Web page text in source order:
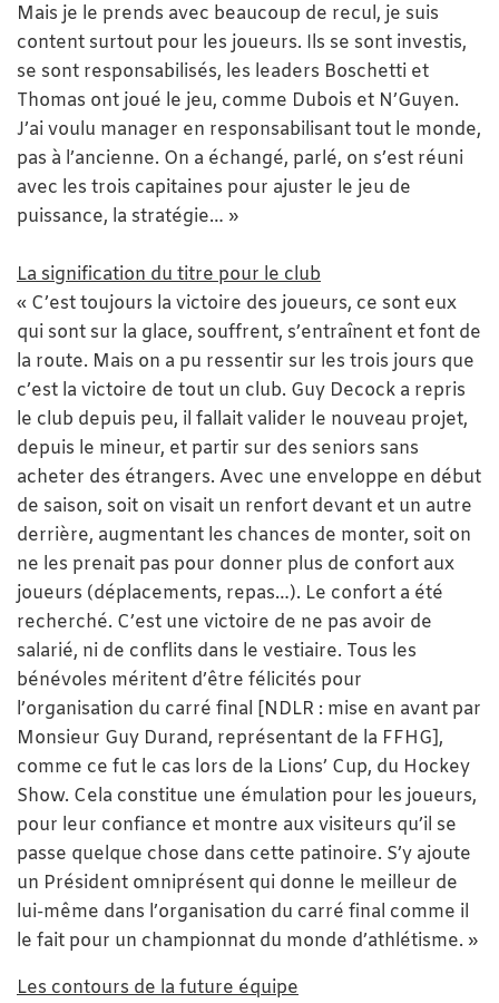
Mais je le prends avec beaucoup de recul, je suis
content surtout pour les joueurs. Ils se sont investis,
se sont responsabilisés, les leaders Boschetti et
Thomas ont joué le jeu, comme Dubois et N’Guyen.
J’ai voulu manager en responsabilisant tout le monde,
pas à l’ancienne. On a échangé, parlé, on s’est réuni
avec les trois capitaines pour ajuster le jeu de
puissance, la stratégie… »
La signification du titre pour le club
« C’est toujours la victoire des joueurs, ce sont eux
qui sont sur la glace, souffrent, s’entraînent et font de
la route. Mais on a pu ressentir sur les trois jours que
c’est la victoire de tout un club. Guy Decock a repris
le club depuis peu, il fallait valider le nouveau projet,
depuis le mineur, et partir sur des seniors sans
acheter des étrangers. Avec une enveloppe en début
de saison, soit on visait un renfort devant et un autre
derrière, augmentant les chances de monter, soit on
ne les prenait pas pour donner plus de confort aux
joueurs (déplacements, repas…). Le confort a été
recherché. C’est une victoire de ne pas avoir de
salarié, ni de conflits dans le vestiaire. Tous les
bénévoles méritent d’être félicités pour
l’organisation du carré final [NDLR : mise en avant par
Monsieur Guy Durand, représentant de la FFHG],
comme ce fut le cas lors de la Lions’ Cup, du Hockey
Show. Cela constitue une émulation pour les joueurs,
pour leur confiance et montre aux visiteurs qu’il se
passe quelque chose dans cette patinoire. S’y ajoute
un Président omniprésent qui donne le meilleur de
lui-même dans l’organisation du carré final comme il
le fait pour un championnat du monde d’athlétisme. »
Les contours de la future équipe